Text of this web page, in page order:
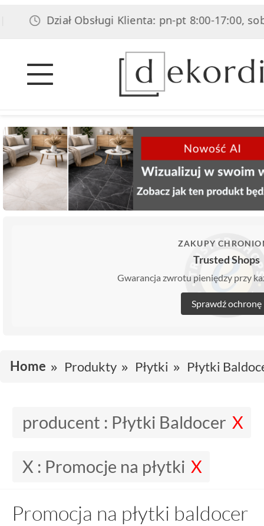
Dział Obsługi Klienta: pn-pt 8:00-17:00, sob 8:00-
ZAKUPY
Trusted Shops
Gwarancja zwrotu pieniędzy przy
Sprawdź ochronę
Home Produkty Płytki Płytki
producent : Płytki Baldocer
X : Promocje na płytki
Promocja na płytki baldocer